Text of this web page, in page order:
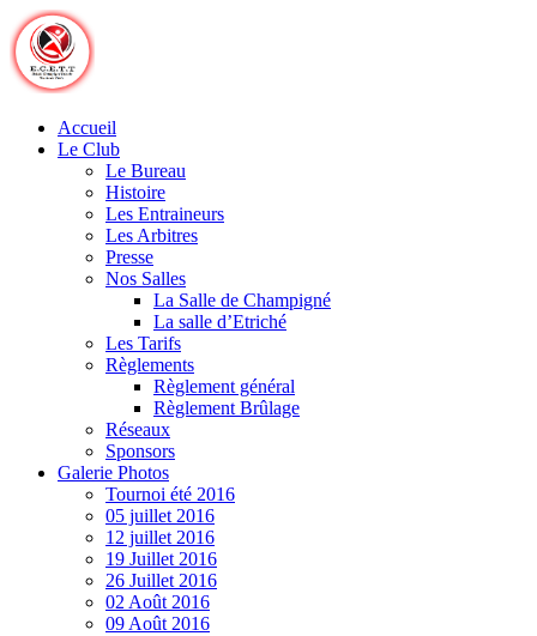
Skip
to
content
Accueil
Le Club
Le Bureau
Histoire
Les Entraineurs
Les Arbitres
Presse
Nos Salles
La Salle de Champigné
La salle d’Etriché
Les Tarifs
Règlements
Règlement général
Règlement Brûlage
Réseaux
Sponsors
Galerie Photos
Tournoi été 2016
05 juillet 2016
12 juillet 2016
19 Juillet 2016
26 Juillet 2016
02 Août 2016
09 Août 2016